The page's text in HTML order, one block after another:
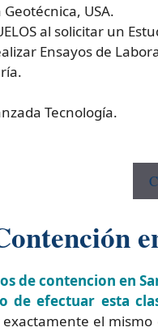
USA.
al solicitar un
Ensayos de
Tecnología.
de contencion en
efectuar esta
exactamente el